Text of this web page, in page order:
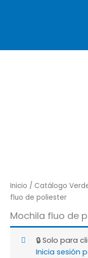
Inicio / Catálogo
fluo de poliester
Mochila fluo de
🔒 Solo para
Inicia sesión